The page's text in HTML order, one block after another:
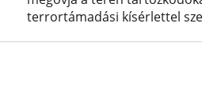
terrortámadási kísérlettel